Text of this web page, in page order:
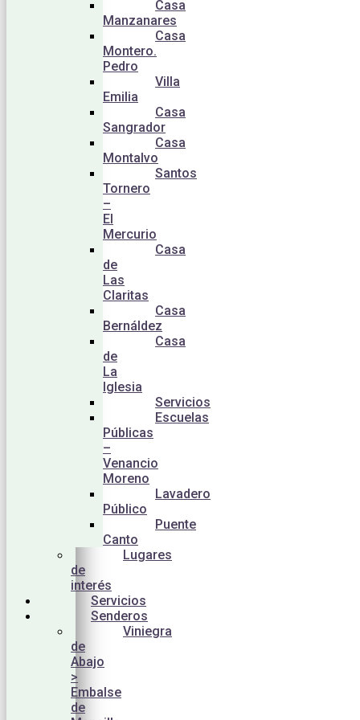
Casa
Manzanares
Casa
Montero.
Pedro
Villa
Emilia
Casa
Sangrador
Casa
Montalvo
Santos
Tornero
–
El
Mercurio
Casa
de
Las
Claritas
Casa
Bernáldez
Casa
de
La
Iglesia
Servicios
Escuelas
Públicas
–
Venancio
Moreno
Lavadero
Público
Puente
Canto
Lugares
de
interés
Servicios
Senderos
Viniegra
de
Abajo
>
Embalse
de